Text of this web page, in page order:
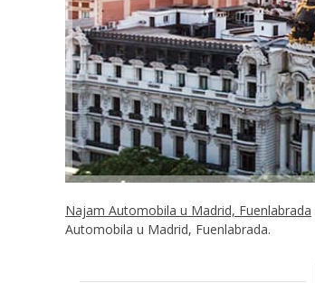
Najam Automobila u Madrid, Fuenlabrada
Automobila u Madrid, Fuenlabrada.